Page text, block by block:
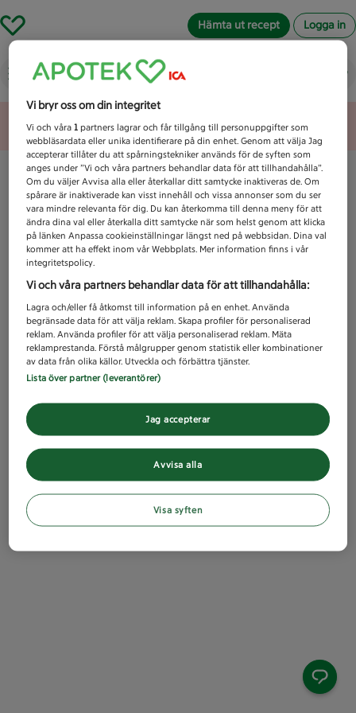
Hämta ut recept Logga in
Vad letar du efter idag?
Unknown error
Vi bryr oss om din integritet
Vi och våra1 partners lagrar och får tillgång till personuppgifter som
webbläsardata eller unika identifierare på din enhet. Genom att välja Jag
accepterar tillåter du att spårningstekniker används för de syften som
anges under ”Vi och våra partners behandlar data för att tillhandahålla”.
Om du väljer Avvisa alla eller återkallar ditt samtycke inaktiveras de. Om
spårare är inaktiverade kan visst innehåll och vissa annonser som du ser
vara mindre relevanta för dig. Du kan återkomma till denna meny för att
ändra dina val eller återkalla ditt samtycke när som helst genom att klicka
på länken Anpassa cookieinställningar längst ned på webbsidan. Dina val
kommer att ha effekt inom vår Webbplats. Mer information finns i vår
integritetspolicy.
Vi och våra partners behandlar data för att tillhandahålla:
Lagra och/eller få åtkomst till information på en enhet. Använda
begränsade data för att välja reklam. Skapa profiler för personaliserad
reklam. Använda profiler för att välja personaliserad reklam. Mäta
reklamprestanda. Förstå målgrupper genom statistik eller kombinationer
av data från olika källor. Utveckla och förbättra tjänster.
Lista över partner (leverantörer)
Avvisa alla
Jag accepterar
Visa syften